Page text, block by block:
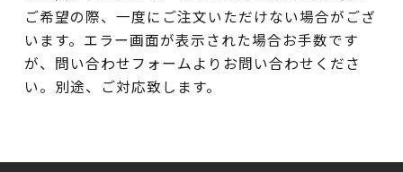
ご希望の際、一度にご注文いただけない場合がござ
います。エラー画面が表示された場合お手数です
が、問い合わせフォームよりお問い合わせくださ
い。別途、ご対応致します。